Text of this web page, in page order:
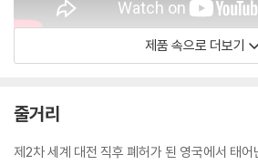
제품 속으로 더보기
줄거리
제2차 세계 대전 직후 폐허가 된 영국에서 태